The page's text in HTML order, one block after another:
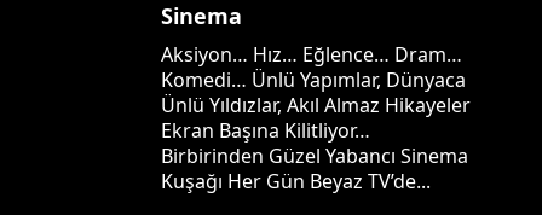
Sinema
Aksiyon… Hız… Eğlence… Dram…
Komedi… Ünlü Yapımlar, Dünyaca
Ünlü Yıldızlar, Akıl Almaz Hikayeler
Ekran Başına Kilitliyor…
Birbirinden Güzel Yabancı Sinema
Kuşağı Her Gün Beyaz TV’de...